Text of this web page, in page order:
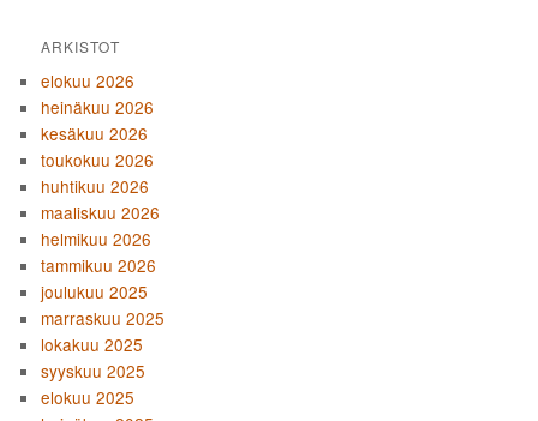
ARKISTOT
elokuu 2026
heinäkuu 2026
kesäkuu 2026
toukokuu 2026
huhtikuu 2026
maaliskuu 2026
helmikuu 2026
tammikuu 2026
joulukuu 2025
marraskuu 2025
lokakuu 2025
syyskuu 2025
elokuu 2025